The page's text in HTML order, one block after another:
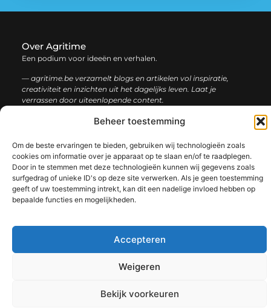
Beheer toestemming
Om de beste ervaringen te bieden, gebruiken wij technologieën zoals
cookies om informatie over je apparaat op te slaan en/of te raadplegen.
Door in te stemmen met deze technologieën kunnen wij gegevens zoals
surfgedrag of unieke ID's op deze site verwerken. Als je geen toestemming
geeft of uw toestemming intrekt, kan dit een nadelige invloed hebben op
bepaalde functies en mogelijkheden.
Accepteren
Weigeren
Bekijk voorkeuren
Over Agritime
Een podium voor ideeën en verhalen.
— agritime.be verzamelt blogs en artikelen vol inspiratie,
creativiteit en inzichten uit het dagelijks leven. Laat je
verrassen door uiteenlopende content.
informatie